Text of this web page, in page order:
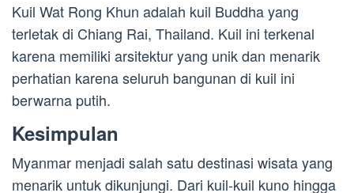
Kuil Wat Rong Khun adalah kuil Buddha yang
terletak di Chiang Rai, Thailand. Kuil ini terkenal
karena memiliki arsitektur yang unik dan menarik
perhatian karena seluruh bangunan di kuil ini
berwarna putih.
Kesimpulan
Myanmar menjadi salah satu destinasi wisata yang
menarik untuk dikunjungi. Dari kuil-kuil kuno hingga